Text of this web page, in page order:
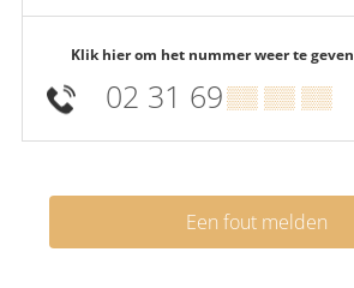
Klik hier om het nummer weer te geven
02 31 69▒▒ ▒▒ ▒▒
Een fout melden